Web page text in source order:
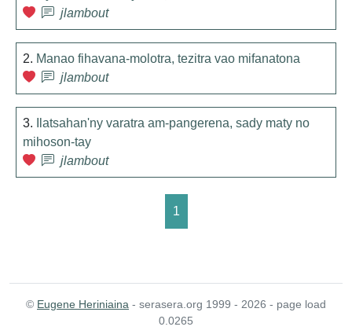
jlambout
2. Manao fihavana-molotra, tezitra vao mifanatona
jlambout
3.
Ilatsahan'ny varatra am-pangerena, sady maty no
mihoson-tay
jlambout
1
© Eugene Heriniaina - serasera.org 1999 - 2026 - page load
0.0265